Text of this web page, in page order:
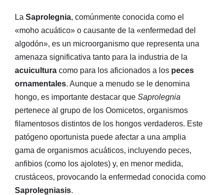
La Saprolegnia, comúnmente conocida como el
«moho acuático» o causante de la «enfermedad del
algodón», es un microorganismo que representa una
amenaza significativa tanto para la industria de la
acuicultura como para los aficionados a los peces
ornamentales. Aunque a menudo se le denomina
hongo, es importante destacar que Saprolegnia
pertenece al grupo de los Oomicetos, organismos
filamentosos distintos de los hongos verdaderos. Este
patógeno oportunista puede afectar a una amplia
gama de organismos acuáticos, incluyendo peces,
anfibios (como los ajolotes) y, en menor medida,
crustáceos, provocando la enfermedad conocida como
Saprolegniasis.